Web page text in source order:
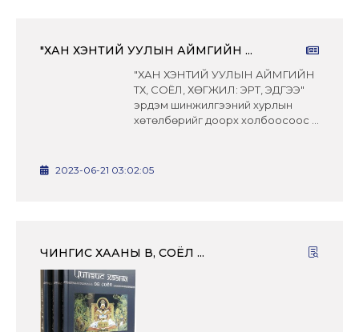
"ХАН ХЭНТИЙ УУЛЫН АЙМГИЙН ...
"ХАН ХЭНТИЙ УУЛЫН АЙМГИЙН
ТҮҮХ, СОЁЛ, ХӨГЖИЛ: ЭРТ, ЭДҮГЭЭ"
эрдэм шинжилгээний хурлын
хөтөлбөрийг доорх холбоосоос ...
2023-06-21 03:02:05
ЧИНГИС ХААНЫ ӨВ, СОЁЛ ...